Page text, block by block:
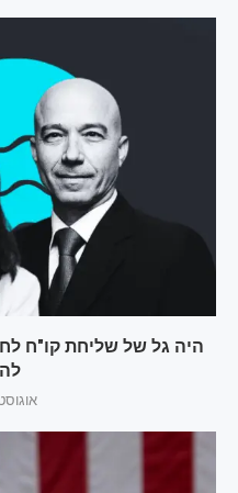
היה גל של שליחת קו"ח
אוגוסט 1,